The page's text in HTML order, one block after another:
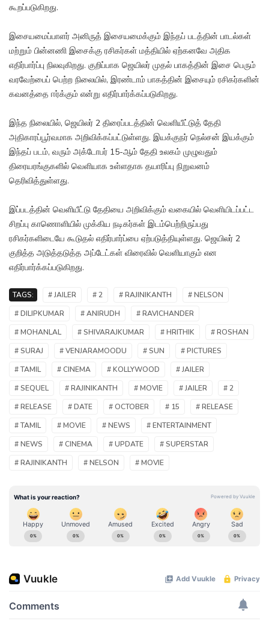
கூறப்படுகிறது.
இசையமைப்பாளர் அனிருத் இசையமைக்கும் இந்தப் படத்தின் பாடல்கள்
மற்றும் பின்னணி இசைக்கு ரசிகர்கள் மத்தியில் ஏற்கனவே அதிக
எதிர்பார்ப்பு நிலவுகிறது. குறிப்பாக ஜெயிலர் முதல் பாகத்தின் இசை பெரும்
வரவேற்பைப் பெற்ற நிலையில், இரண்டாம் பாகத்தின் இசையும் ரசிகர்களின்
கவனத்தை ஈர்க்கும் என்று எதிர்பார்க்கப்படுகிறது.
இந்த நிலையில், ஜெயிலர் 2 திரைப்படத்தின் வெளியீட்டுத் தேதி
அதிகாரப்பூர்வமாக அறிவிக்கப்பட்டுள்ளது. இயக்குநர் நெல்சன் இயக்கும்
இந்தப் படம், வரும் அக்டோபர் 15-ஆம் தேதி உலகம் முழுவதும்
திரையரங்குகளில் வெளியாக உள்ளதாக தயாரிப்பு நிறுவனம்
தெரிவித்துள்ளது.
இப்படத்தின் வெளியீட்டு தேதியை அறிவிக்கும் வகையில் வெளியிடப்பட்ட
சிறப்பு காணொளியில் முக்கிய நடிகர்கள் இடம்பெற்றிருப்பது
ரசிகர்களிடையே கூடுதல் எதிர்பார்ப்பை ஏற்படுத்தியுள்ளது. ஜெயிலர் 2
குறித்த அடுத்தடுத்த அப்டேட்கள் விரைவில் வெளியாகும் என
எதிர்பார்க்கப்படுகிறது.
TAGS: # JAILER # 2 # RAJINIKANTH
# NELSON
# DILIPKUMAR
# ANIRUDH
# RAVICHANDER
# MOHANLAL
# SHIVARAJKUMAR # HRITHIK
# ROSHAN
# SURAJ
# VENJARAMOODU # SUN
# PICTURES
# TAMIL
# CINEMA # KOLLYWOOD
# JAILER
# SEQUEL
# RAJINIKANTH # MOVIE # JAILER
# 2
# RELEASE
# DATE # OCTOBER # 15
# RELEASE
# TAMIL
# MOVIE # NEWS
# ENTERTAINMENT
# NEWS
# CINEMA # UPDATE
# SUPERSTAR
# RAJINIKANTH
# NELSON # MOVIE